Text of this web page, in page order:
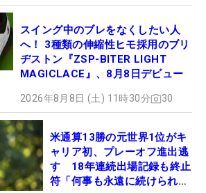
スイング中のブレをなくしたい人
へ！ 3種類の伸縮性ヒモ採用のブリ
ヂストン『ZSP-BITER LIGHT
MAGICLACE』、8月8日デビュー
2026年8月8日 (土) 11時30分 30
米通算13勝の元世界1位がキ
ャリア初、プレーオフ進出逃
す 18年連続出場記録も終止
符「何事も永遠に続けられな